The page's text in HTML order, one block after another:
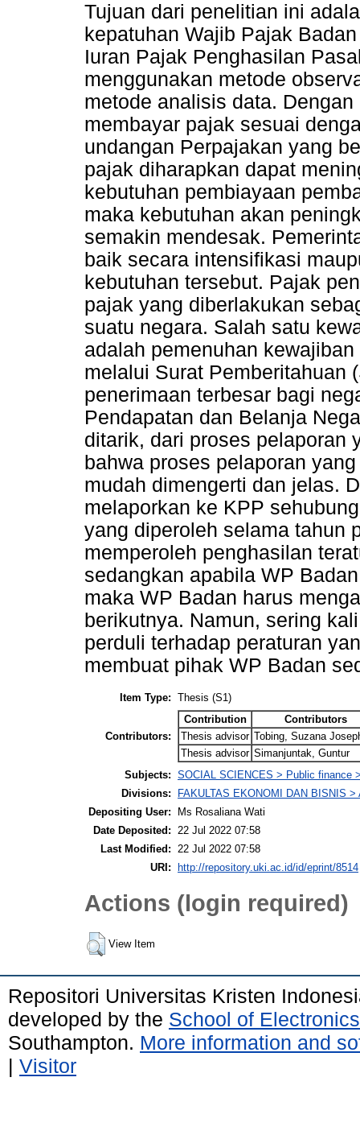
Tujuan dari penelitian ini
kepatuhan Wajib Pajak
Iuran Pajak Penghasilan
menggunakan metode
metode analisis data.
membayar pajak sesuai
undangan Perpajakan yang
pajak diharapkan dapat
kebutuhan pembiayaan
maka kebutuhan akan
semakin mendesak.
baik secara intensifikasi
kebutuhan tersebut. Pajak
pajak yang diberlakukan
suatu negara. Salah satu
adalah pemenuhan
melalui Surat Pemberitahuan
penerimaan terbesar bagi
Pendapatan dan Belanja
ditarik, dari proses pelaporan
bahwa proses pelaporan
mudah dimengerti dan jelas.
melaporkan ke KPP
yang diperoleh selama tahun
memperoleh penghasilan
sedangkan apabila WP
maka WP Badan harus
berikutnya. Namun, sering
perduli terhadap peraturan
membuat pihak WP Badan
Item Type: Thesis (S1)
Contributors:
Contribution
Contributors
Thesis advisor Tobing, Suzana
Thesis advisor Simanjuntak, Guntur
Subjects: SOCIAL SCIENCES > Public finance
Divisions:
FAKULTAS EKONOMI DAN BISNIS >
Depositing User:
Ms Rosaliana Wati
Date Deposited:
22 Jul 2022 07:58
Last Modified:
22 Jul 2022 07:58
URI:
http://repository.uki.ac.id/id/eprint/8514
Actions (login required)
View Item
Repositori Universitas Kristen
developed by the School of
Southampton. More information and
| Visitor